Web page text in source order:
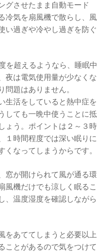
グさせたまま自動モード
冷気を扇風機で散らし、風
い過ぎや冷やし過ぎを防ぐ
を超えるようなら、睡眠中
夜は電気使用量が少なくな
問題はありません。
生活をしていると熱中症を
しても一晩中使うことに抵
ょう。ポイントは２～３時
１時間程度では深い眠りに
くなってしまうからです。
窓が開けられて風が通る環
風機だけでも涼しく眠るこ
、温度湿度を確認しながら
をあててしまうと必要以上
ことがあるので気をつけて